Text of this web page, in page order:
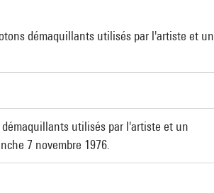
démaquillants utilisés par l'artiste et un
utilisés par l'artiste et un
7 novembre 1976.